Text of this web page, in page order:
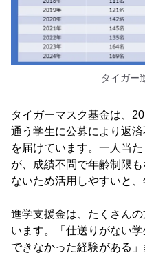
タイガー
タイガーマスク基金は、
通う学生に公募により返
を届けています。一人当
が、成績不問で年齢制限
ないため活用しやすいと
進学支援金は、たくさん
います。「仕送りがない
できなかった経験がある